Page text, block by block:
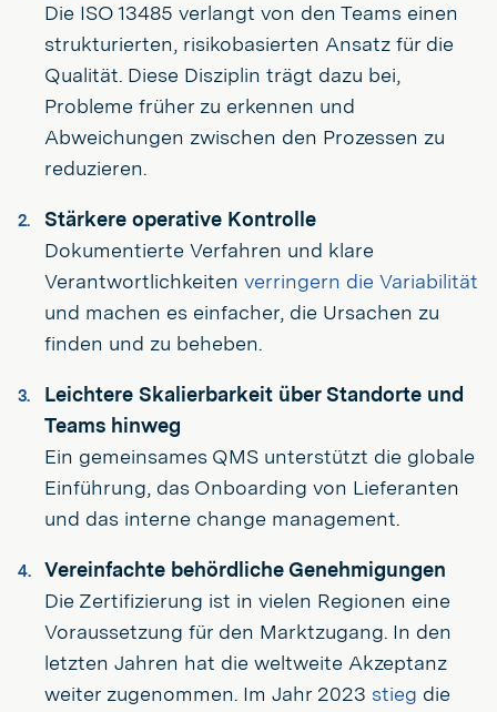
Die ISO 13485 verlangt von den Teams einen
strukturierten, risikobasierten Ansatz für die
Qualität. Diese Disziplin trägt dazu bei,
Probleme früher zu erkennen und
Abweichungen zwischen den Prozessen zu
reduzieren.
Stärkere operative Kontrolle
Dokumentierte Verfahren und klare
Verantwortlichkeiten verringern die Variabilität
und machen es einfacher, die Ursachen zu
finden und zu beheben.
Leichtere Skalierbarkeit über Standorte und
Teams hinweg
Ein gemeinsames QMS unterstützt die globale
Einführung, das Onboarding von Lieferanten
und das interne change management.
Vereinfachte behördliche Genehmigungen
Die Zertifizierung ist in vielen Regionen eine
Voraussetzung für den Marktzugang. In den
letzten Jahren hat die weltweite Akzeptanz
weiter zugenommen. Im Jahr 2023 stieg die